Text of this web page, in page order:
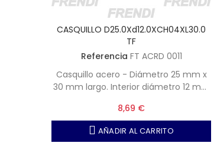
CASQUILLO D25.0Xd12.0XCH04XL30.0
TF
Referencia FT ACRD 0011
Casquillo acero - Diámetro 25 mm x
30 mm largo. Interior diámetro 12 mm
8,69 €
AÑADIR AL CARRITO